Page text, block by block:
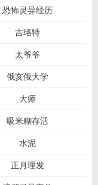
恐怖灵异经历
吉珞特
太爷爷
俄亥俄大学
大师
吸米糊存活
水泥
正月理发